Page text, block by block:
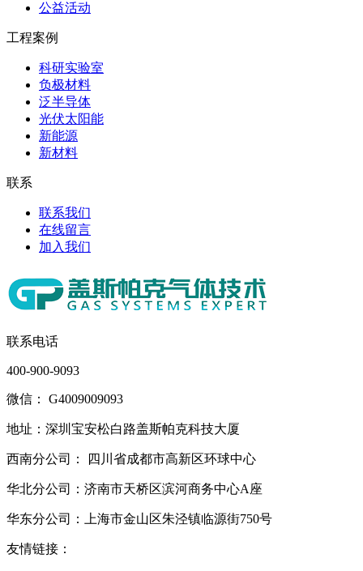
公益活动
工程案例
科研实验室
负极材料
泛半导体
光伏太阳能
新能源
新材料
联系
联系我们
在线留言
加入我们
联系电话
400-900-9093
微信： G4009009093
地址：深圳宝安松白路盖斯帕克科技大厦
西南分公司： 四川省成都市高新区环球中心
华北分公司：济南市天桥区滨河商务中心A座
华东分公司：上海市金山区朱泾镇临源街750号
友情链接：